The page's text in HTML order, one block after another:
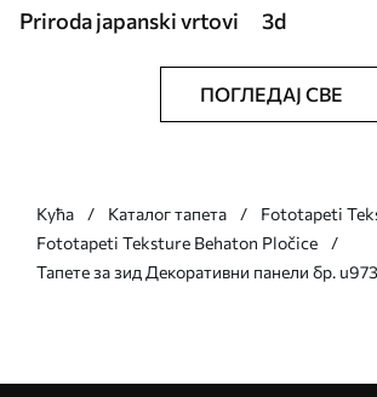
Priroda japanski vrtovi 3d
ПОГЛЕДАЈ СВЕ
Кућа Каталог тапета
Fototapeti
Fototapeti Teksture Behaton Pločice
Тапете за зид Декоративни панели бр.